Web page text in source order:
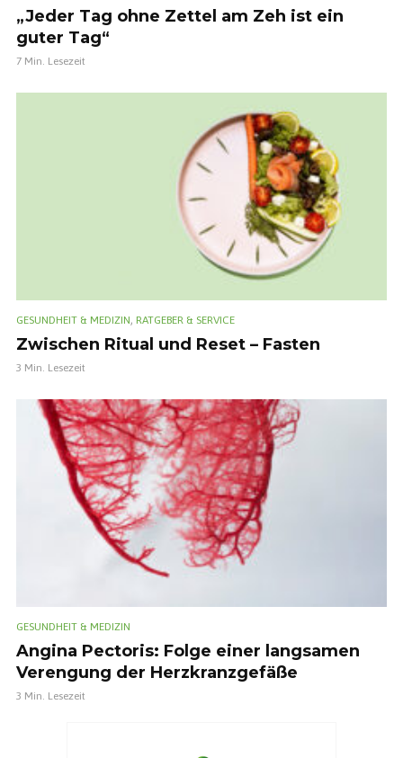
„Jeder Tag ohne Zettel am Zeh ist ein
guter Tag“
7 Min. Lesezeit
GESUNDHEIT & MEDIZIN, RATGEBER & SERVICE
Zwischen Ritual und Reset – Fasten
3 Min. Lesezeit
GESUNDHEIT & MEDIZIN
Angina Pectoris: Folge einer langsamen
Verengung der Herzkranzgefäße
3 Min. Lesezeit